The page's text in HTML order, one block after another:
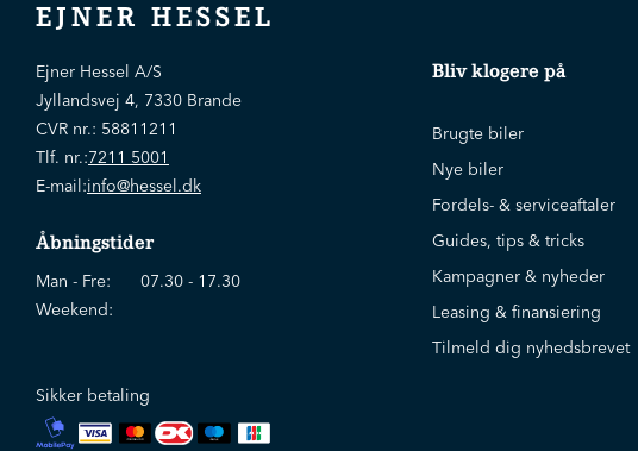
EJNER HESSEL
Ejner Hessel A/S
Jyllandsvej 4, 7330 Brande
CVR nr.: 58811211
Tlf. nr.:7211 5001
E-mail:info@hessel.dk
Åbningstider
Man - Fre:
07.30 - 17.30
Weekend:
Sikker betaling
Bliv klogere på
Brugte biler
Nye biler
Fordels- & serviceaftaler
Guides, tips & tricks
Kampagner & nyheder
Leasing & finansiering
Tilmeld dig nyhedsbrevet